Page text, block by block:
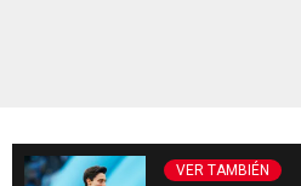
VER TAMBIÉN